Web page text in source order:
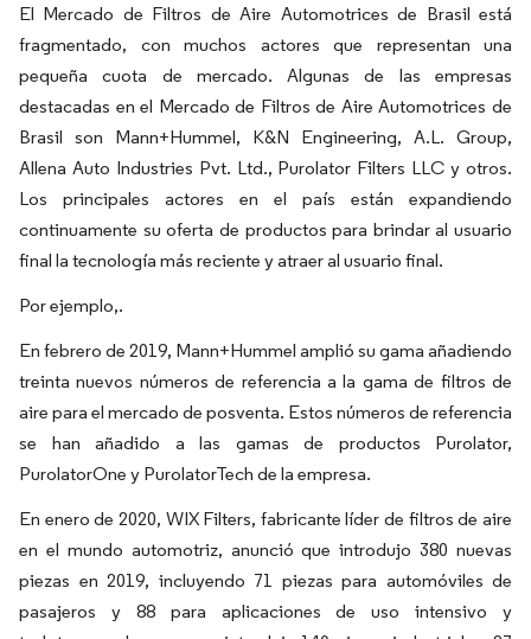
El Mercado de Filtros de Aire Automotrices de Brasil está
fragmentado, con muchos actores que representan una
pequeña cuota de mercado. Algunas de las empresas
destacadas en el Mercado de Filtros de Aire Automotrices de
Brasil son Mann+Hummel, K&N Engineering, A.L. Group,
Allena Auto Industries Pvt. Ltd., Purolator Filters LLC y otros.
Los principales actores en el país están expandiendo
continuamente su oferta de productos para brindar al usuario
final la tecnología más reciente y atraer al usuario final.
Por ejemplo,.
En febrero de 2019, Mann+Hummel amplió su gama añadiendo
treinta nuevos números de referencia a la gama de filtros de
aire para el mercado de posventa. Estos números de referencia
se han añadido a las gamas de productos Purolator,
PurolatorOne y PurolatorTech de la empresa.
En enero de 2020, WIX Filters, fabricante líder de filtros de aire
en el mundo automotriz, anunció que introdujo 380 nuevas
piezas en 2019, incluyendo 71 piezas para automóviles de
pasajeros y 88 para aplicaciones de uso intensivo y